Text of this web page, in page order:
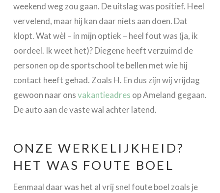
weekend weg zou gaan. De uitslag was positief. Heel
vervelend, maar hij kan daar niets aan doen. Dat
klopt. Wat wèl – in mijn optiek – heel fout was (ja, ik
oordeel. Ik weet het)? Diegene heeft verzuimd de
personen op de sportschool te bellen met wie hij
contact heeft gehad. Zoals H. En dus zijn wij vrijdag
gewoon naar onsvakantieadres op Ameland gegaan.
De auto aan de vaste wal achter latend.
ONZE WERKELIJKHEID?
HET WAS FOUTE BOEL
Eenmaal daar was het al vrij snel foute boel zoals je